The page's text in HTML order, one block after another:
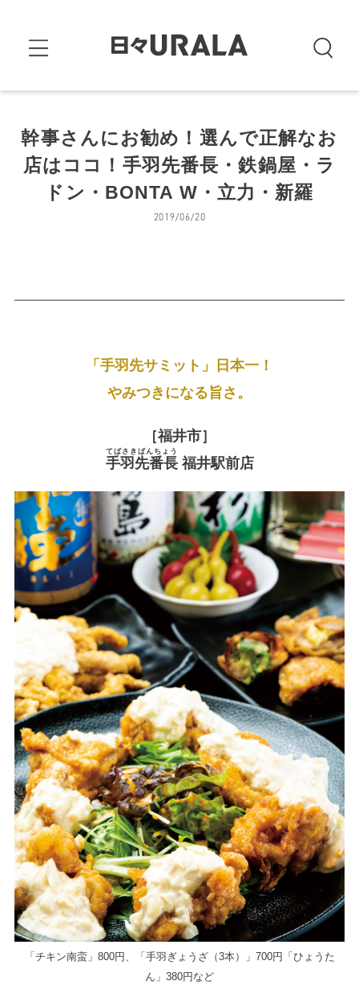
幹事さんにお勧め！選んで正解なお
店はココ！手羽先番長・鉄鍋屋・ラ
ドン・BONTA W・立力・新羅
2019/06/20
「手羽先サミット」日本一！
やみつきになる旨さ。
［福井市］
手羽先番長
てばさきばんちょう
福井駅前店
「チキン南蛮」800円、「手羽ぎょうざ（3本）」700円「ひょうた
ん」380円など